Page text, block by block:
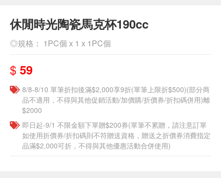
休閒時光陶瓷馬克杯190cc
◎規格： 1PC個 x 1 x 1PC個
$ 59
8/8-8/10 單筆折扣後滿$2,000享9折(單筆上限折$500)(部分商
品不適用，不得與其他促銷活動/加價購/折價券/折扣碼併用)離
$2000
即日起-9/1 不限金額下單贈$200券(單筆不累贈，請注意訂單
如使用折價券/折扣碼則不符贈送資格，贈送之折價券消費指定
品滿$2,000可折，不得與其他優惠活動合併使用)